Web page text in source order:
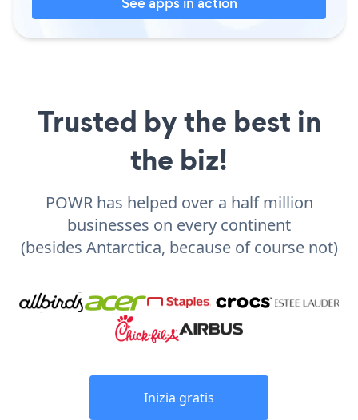
Trusted by the best in
the biz!
POWR has helped over a half million
businesses on every continent
(besides Antarctica, because of course not)
Inizia gratis